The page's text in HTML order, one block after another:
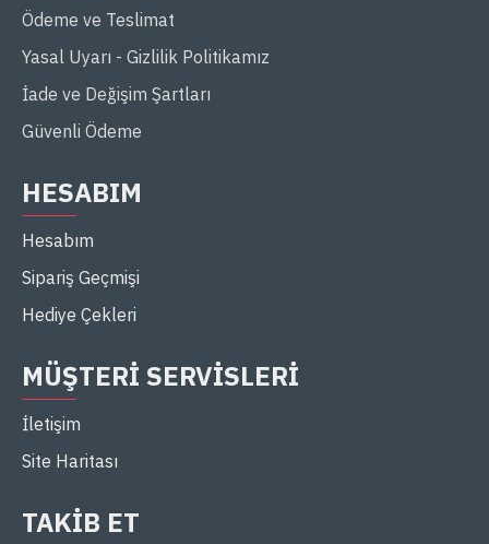
Ödeme ve Teslimat
Yasal Uyarı - Gizlilik Politikamız
İade ve Değişim Şartları
Güvenli Ödeme
HESABIM
Hesabım
Sipariş Geçmişi
Hediye Çekleri
MÜŞTERI SERVISLERI
İletişim
Site Haritası
TAKIB ET